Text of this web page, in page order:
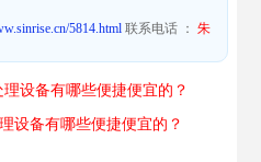
5814.html 联系电话 ：朱
设备有哪些便捷便宜的？
设备有哪些便捷便宜的？